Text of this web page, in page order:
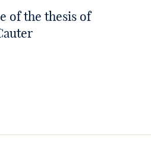
of the thesis of